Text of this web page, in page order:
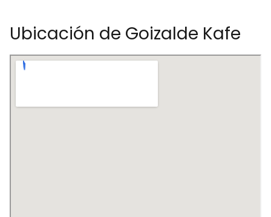
Ubicación de Goizalde Kafe